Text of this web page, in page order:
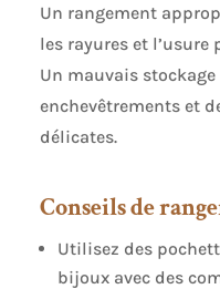
Un rangement
les rayures et l’usure
Un mauvais
enchevêtrements et
délicates.
Conseils de
Utilisez des
bijoux avec des